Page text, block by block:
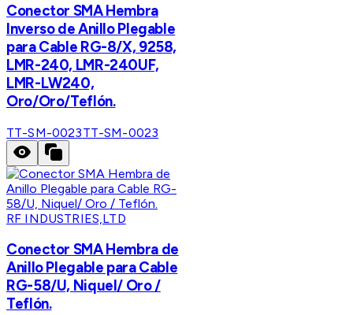
Conector SMA Hembra
Inverso de Anillo Plegable
para Cable RG-8/X, 9258,
LMR-240, LMR-240UF,
LMR-LW240,
Oro/Oro/Teflón.
TT-SM-0023TT-SM-0023
RF INDUSTRIES,LTD
Conector SMA Hembra de
Anillo Plegable para Cable
RG-58/U, Niquel/ Oro /
Teflón.